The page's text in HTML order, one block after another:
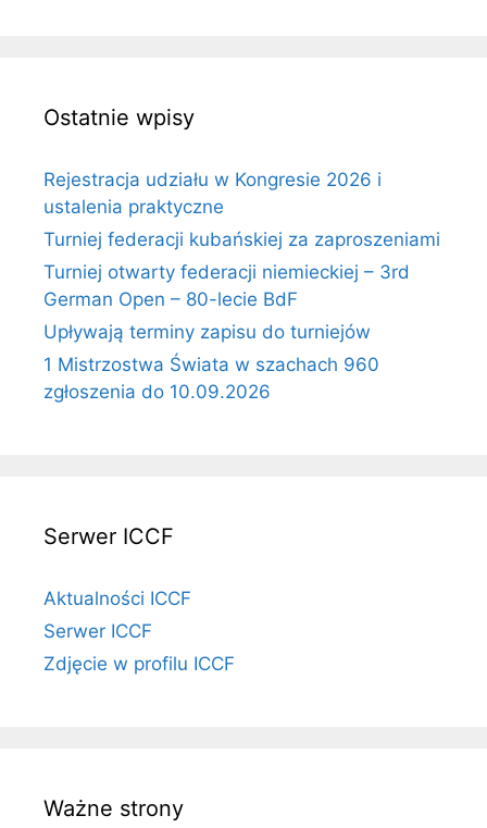
Ostatnie wpisy
Rejestracja udziału w Kongresie 2026 i
ustalenia praktyczne
Turniej federacji kubańskiej za zaproszeniami
Turniej otwarty federacji niemieckiej – 3rd
German Open – 80-lecie BdF
Upływają terminy zapisu do turniejów
1 Mistrzostwa Świata w szachach 960
zgłoszenia do 10.09.2026
Serwer ICCF
Aktualności ICCF
Serwer ICCF
Zdjęcie w profilu ICCF
Ważne strony